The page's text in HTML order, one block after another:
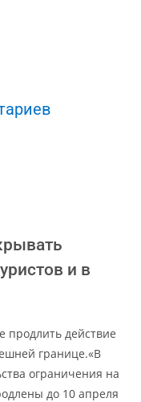
и в
действие
границе.«В
ограничения на
до 10 апреля